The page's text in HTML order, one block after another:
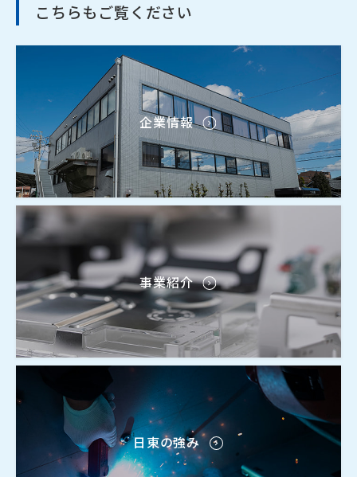
こちらもご覧ください
企業情報
事業紹介
日東の強み